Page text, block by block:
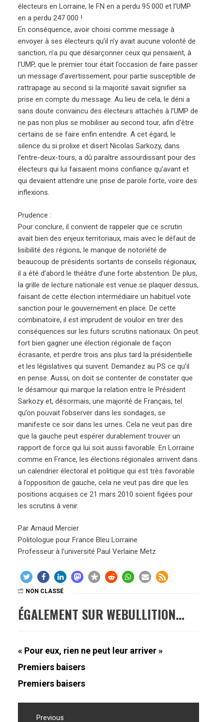
électeurs en Lorraine, le FN en a perdu 95 000 et l’UMP
en a perdu 247 000 !
En conséquence, avoir choisi comme message à
envoyer à ses électeurs qu’il n’y avait aucune volonté de
sanction, n’a pu que désarçonner ceux qui pensaient, à
l’UMP, que le premier tour était l’occasion de faire passer
un message d’avertissement, pour partie susceptible de
rattrapage au second si la majorité savait signifier sa
prise en compte du message. Au lieu de cela, le déni a
sans doute convaincu des électeurs attachés à l’UMP de
ne pas non plus se mobiliser au second tour, afin d’être
certains de se faire enfin entendre. A cet égard, le
silence du si prolixe et disert Nicolas Sarkozy, dans
l’entre-deux-tours, a dû paraître assourdissant pour des
électeurs qui lui faisaient moins confiance qu’avant et
qui devaient attendre une prise de parole forte, voire des
inflexions.
Prudence :
Pour conclure, il convient de rappeler que ce scrutin
avait bien des enjeux territoriaux, mais avec le défaut de
lisibilité des régions, le manque de notoriété de
beaucoup de présidents sortants de conseils régionaux,
il a été d’abord le théâtre d’une forte abstention. De plus,
la grille de lecture nationale est venue se plaquer dessus,
faisant de cette élection intermédiaire un habituel vote
sanction pour le gouvernement en place. De cette
combinatoire, il est imprudent de vouloir en tirer des
conséquences sur les futurs scrutins nationaux. On peut
fort bien gagner une élection régionale de façon
écrasante, et perdre trois ans plus tard la présidentielle
et les législatives qui suivent. Demandez au PS ce qu’il
en pense. Aussi, on doit se contenter de constater que
le désamour qui marque la relation entre le Président
Sarkozy et, désormais, une majorité de Français, tel
qu’on pouvait l’observer dans les sondages, se
manifeste ce soir dans les urnes. Cela ne veut pas dire
que la gauche peut espérer durablement trouver un
rapport de force qui lui soit aussi favorable. En Lorraine
comme en France, les élections régionales arrivent dans
un calendrier électoral et politique qui est très favorable
à l’opposition de gauche, cela ne veut pas dire que les
positions acquises ce 21 mars 2010 soient figées pour
les scrutins à venir.
Par Arnaud Mercier
Politologue pour France Bleu Lorraine
Professeur à l’université Paul Verlaine Metz
NON CLASSÉ
ÉGALEMENT SUR WEBULLITION…
« Pour eux, rien ne peut leur arriver »
Premiers baisers
Premiers baisers
Navigation
Previous